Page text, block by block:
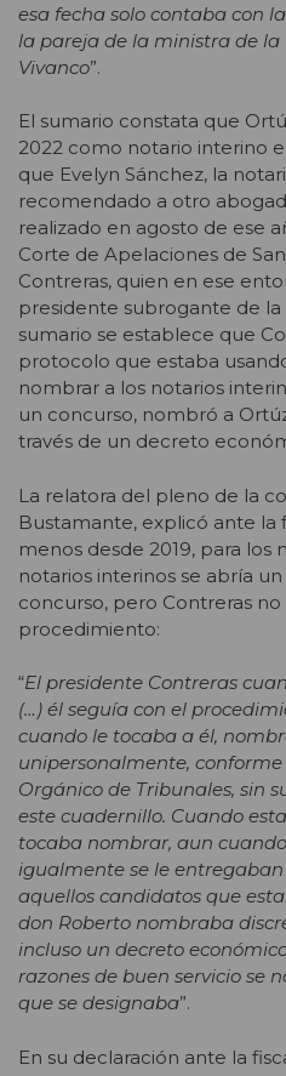
esa fecha solo contaba con
la pareja de la ministra de
Vivanco”.
El sumario constata que
2022 como notario interino
que Evelyn Sánchez, la
recomendado a otro
realizado en agosto de ese
Corte de Apelaciones de
Contreras, quien en ese
presidente subrogante de
sumario se establece que
protocolo que estaba
nombrar a los notarios
un concurso, nombró a
través de un decreto
La relatora del pleno de la
Bustamante, explicó ante la
menos desde 2019, para
notarios interinos se abría
concurso, pero Contreras no
procedimiento:
“El presidente Contreras
(…) él seguía con el
cuando le tocaba a él,
unipersonalmente,
Orgánico de Tribunales, sin
este cuadernillo. Cuando
tocaba nombrar, aun
igualmente se le
aquellos candidatos que
don Roberto nombraba
incluso un decreto
razones de buen servicio se
que se designaba”.
En su declaración ante la